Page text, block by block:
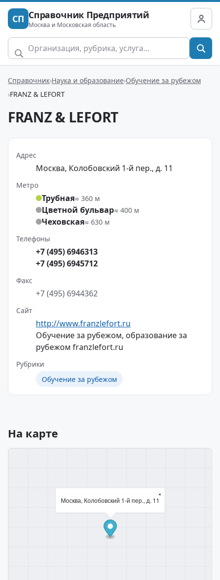
СП Справочник Предприятий
Москва и Московская область
Справочник Наука и образование Обучение за рубежом
FRANZ & LEFORT
FRANZ & LEFORT
Адрес
Москва, Колобовский 1-й пер., д. 11
Метро
Трубная≈ 360 м
Цветной бульвар≈ 400 м
Чеховская≈ 630 м
Телефоны
+7 (495) 6946313
+7 (495) 6945712
Факс
+7 (495) 6944362
Сайт
http://www.franzlefort.ru
Обучение за рубежом, образование за
рубежом franzlefort.ru
Рубрики
Обучение за рубежом
На карте
Москва, Колобовский 1-й пер., д. 11
×